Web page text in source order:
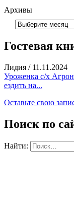
Архивы
Гостевая
Лидия / 11.11.2024
Уроженка с/х
ездить на...
Оставьте свою
Поиск по
Найти: